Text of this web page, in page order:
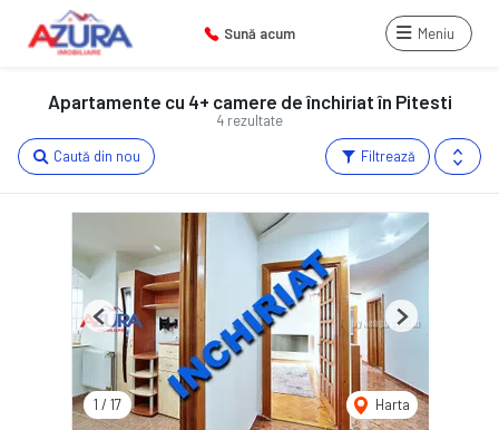
Sună acum Meniu
4 rezultate
Apartamente cu 4+ camere de închiriat în Pitesti
Filtrează
Caută din nou
1 / 17 Harta
Previous Next